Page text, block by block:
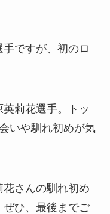
ですが、初のロ
莉花選手。トッ
いや馴れ初めが気
さんの馴れ初め
ひ、最後までご